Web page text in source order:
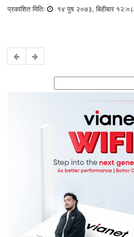
प्रकाशित मितिः १४ पुष २०७३, बिहीबार १२:०८
for: